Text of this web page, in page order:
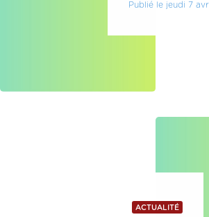
Publié le jeudi 7
ACTUALITÉ